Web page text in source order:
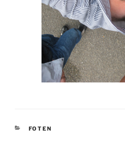
KATEGORIEN
FOTEN